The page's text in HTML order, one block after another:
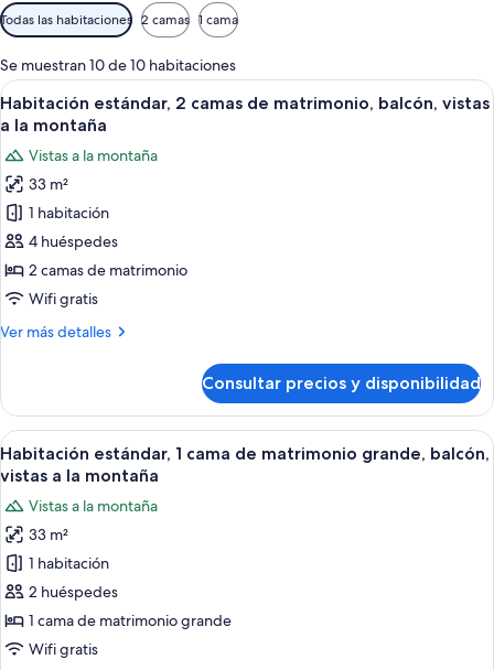
Filtros
disponibles
para
las
habitaciones
Todas las habitaciones 2 camas 1 cama
Se muestran 10 de 10 habitaciones
Abrir
todas
fotos
de
Habitación
estándar,
2
camas
matrimonio,
a
la
montaña
Habitación de hotel con dos camas,
7
Habitación estándar, 2 camas de matrimonio, balcón, vistas
a la montaña
Vistas a la montaña
33 m²
1 habitación
4 huéspedes
2 camas de matrimonio
Wifi gratis
Ver más detalles
Más
estándar,
camas
de
balcón,
vistas
a
la
montaña
Consultar precios y disponibilidad
Abrir
todas
fotos
de
Habitación
estándar,
1
cama
Habitación de hotel con cama,
7
Habitación estándar, 1 cama de matrimonio grande, balcón,
vistas a la montaña
Vistas a la montaña
33 m²
1 habitación
2 huéspedes
1 cama de matrimonio grande
Wifi gratis